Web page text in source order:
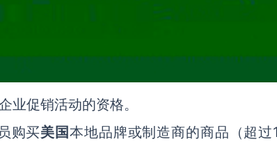
业促销活动的资格。
购买美国本地品牌或制造商的商品（超过